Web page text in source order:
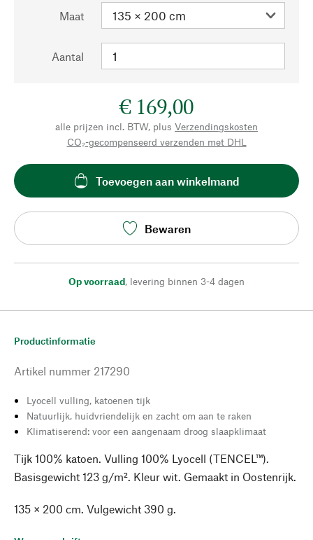
Maat
Aantal
€ 169,00
alle prijzen incl. BTW, plus Verzendingskosten
CO₂-gecompenseerd verzenden met DHL
Toevoegen aan winkelmand
Bewaren
Op voorraad, levering binnen 3-4 dagen
Productinformatie
Artikel nummer 217290
Lyocell vulling, katoenen tijk
Natuurlijk, huidvriendelijk en zacht om aan te raken
Klimatiserend: voor een aangenaam droog slaapklimaat
Tijk 100% katoen. Vulling 100% Lyocell (TENCEL™).
Basisgewicht 123 g/m². Kleur wit. Gemaakt in Oostenrijk.
135 × 200 cm. Vulgewicht 390 g.